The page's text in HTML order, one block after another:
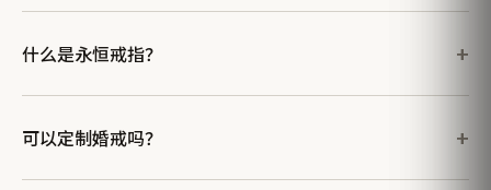
什么是永恒戒指？
可以定制婚戒吗？